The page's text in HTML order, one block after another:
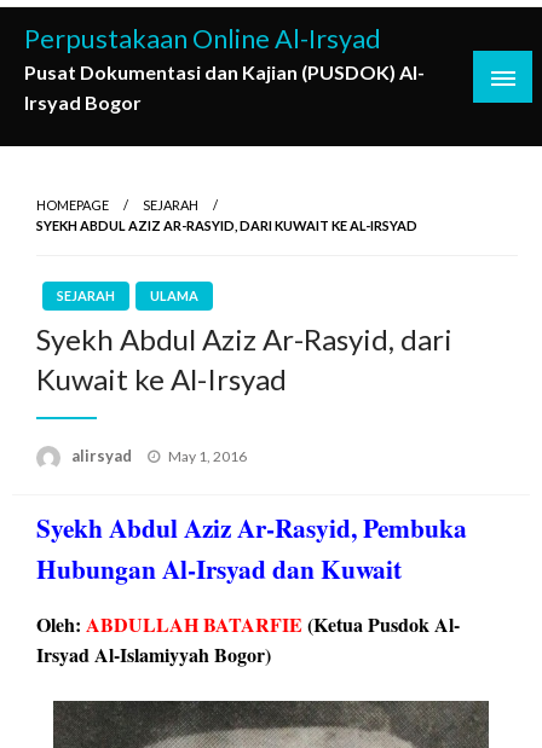
Skip
content
Perpustakaan Online Al-Irsyad
Pusat Dokumentasi dan Kajian (PUSDOK) Al-
Irsyad Bogor
HOMEPAGE
SEJARAH
SYEKH ABDUL AZIZ AR-RASYID, DARI KUWAIT KE AL-IRSYAD
SEJARAH ULAMA
Syekh Abdul Aziz Ar-Rasyid, dari
Kuwait ke Al-Irsyad
alirsyad
Posted
May 1, 2016
Syekh Abdul Aziz Ar-Rasyid, Pembuka
Hubungan Al-Irsyad dan Kuwait
Oleh: ABDULLAH BATARFIE (Ketua Pusdok Al-
Irsyad Al-Islamiyyah Bogor)